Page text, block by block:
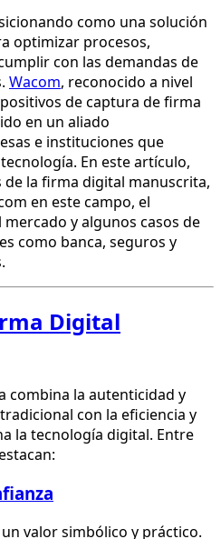
como una solución
optimizar procesos,
con las demandas de
Wacom, reconocido a nivel
de captura de firma
en un aliado
e instituciones que
En este artículo,
la firma digital manuscrita,
en este campo, el
y algunos casos de
como banca, seguros y
Digital
combina la autenticidad y
con la eficiencia y
la tecnología digital. Entre
valor simbólico y práctico.